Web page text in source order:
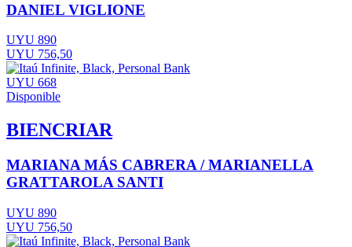
DANIEL VIGLIONE
UYU 890
UYU 756,50
UYU 668
Disponible
BIENCRIAR
MARIANA MÁS CABRERA / MARIANELLA
GRATTAROLA SANTI
UYU 890
UYU 756,50